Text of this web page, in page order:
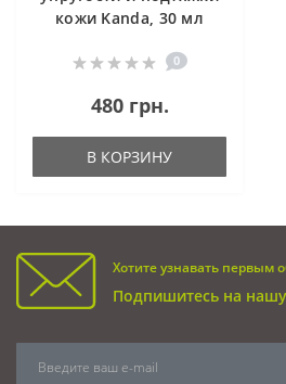
кожи Kanda, 30 мл
0
480 грн.
В КОРЗИНУ
Хотите узнавать первым
Подпишитесь на